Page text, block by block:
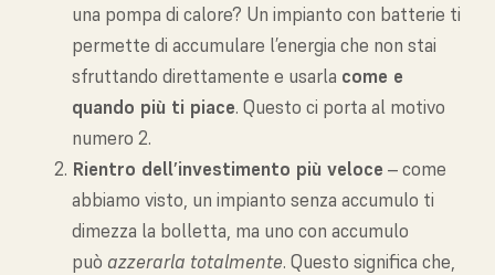
una pompa di calore? Un impianto con batterie ti
permette di accumulare l’energia che non stai
sfruttando direttamente e usarla come e
quando più ti piace. Questo ci porta al motivo
numero 2.
Rientro dell’investimento più veloce – come
abbiamo visto, un impianto senza accumulo ti
dimezza la bolletta, ma uno con accumulo
può azzerarla totalmente. Questo significa che,